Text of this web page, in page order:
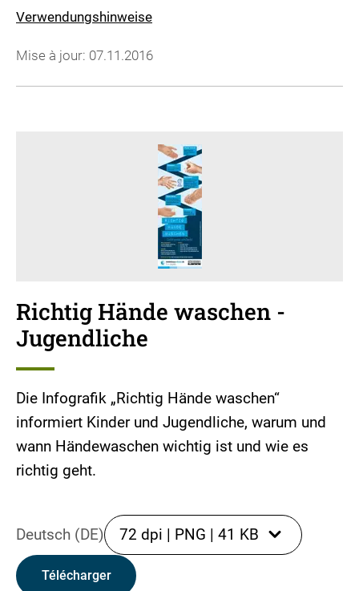
Verwendungshinweise
Mise à jour: 07.11.2016
Richtig Hände waschen -
Jugendliche
Die Infografik „Richtig Hände waschen“
informiert Kinder und Jugendliche, warum und
wann Händewaschen wichtig ist und wie es
richtig geht.
Deutsch (DE) 72 dpi | PNG | 41 KB
Télécharger